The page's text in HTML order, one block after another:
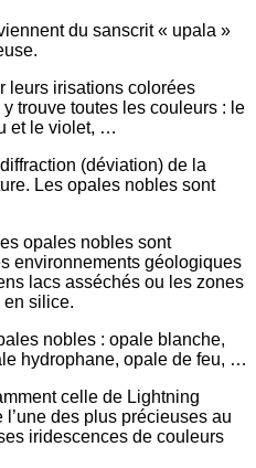
du sanscrit « upala »
leurs irisations colorées
trouve toutes les couleurs : le
et le violet, …
(déviation) de la
Les opales nobles sont
opales nobles sont
environnements géologiques
lacs asséchés ou les zones
en silice.
nobles : opale blanche,
hydrophane, opale de feu, …
celle de Lightning
des plus précieuses au
iridescences de couleurs